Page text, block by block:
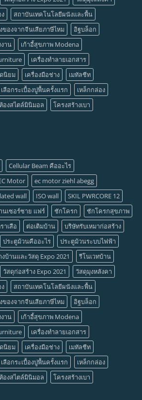
สถาบันเทคโนโลยีผนังและพื้น
ของจากจีนเสียภาษีไหม
อิฐบล็อก
าน
เก้าอี้สุขภาพ Modena
เครื่องทำลายเอกสาร
นิยม
เครื่องมือช่าง
เมทัลชีท
เลือกระเบื้องปูพื้นครั้งแรก
เหล็กกล่อง
องสไตล์มินิมอล โครงสร้างเบา
Cellular Beam คืออะไร
Motor
ec motor ziehl abegg
wall ISO wall
SKIL PWRCORE 12
นเซอร์ซาย แฟร์ ชักโครก
ชักโครกสุขภาพ
าเสือ ต่อเติมบ้าน
บริษัทรับเหมาก่อสร้าง
ประตูม้วนคืออะไร
ประตูม้วนระบบไฟฟ้า
บ้านและวัสดุ Expo 2021
รีโนเวทบ้าน
วัสดุก่อสร้าง Expo 2021
วัสดุมุงหลังคา
สถาบันเทคโนโลยีผนังและพื้น
ของจากจีนเสียภาษีไหม
อิฐบล็อก
าน
เก้าอี้สุขภาพ Modena
เครื่องทำลายเอกสาร
นิยม
เครื่องมือช่าง
เมทัลชีท
เลือกระเบื้องปูพื้นครั้งแรก
เหล็กกล่อง
องสไตล์มินิมอล โครงสร้างเบา